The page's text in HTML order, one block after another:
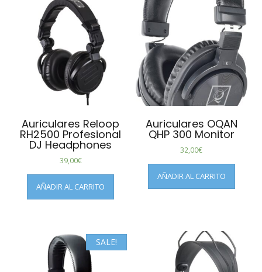
Auriculares Reloop
RH2500 Profesional
DJ Headphones
39,00€
AÑADIR AL CARRITO
Auriculares OQAN
QHP 300 Monitor
32,00€
AÑADIR AL CARRITO
SALE!